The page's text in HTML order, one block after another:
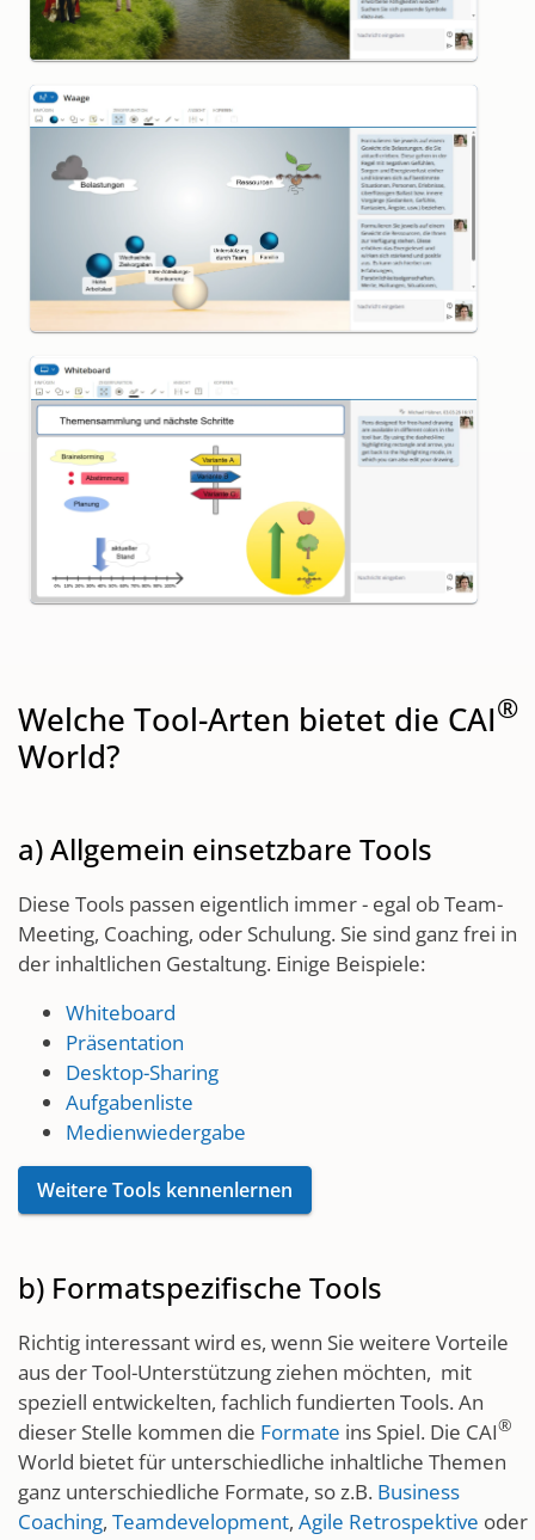
Waage
Whiteboard
Welche Tool-Arten bietet die CAI®
World?
a) Allgemein einsetzbare Tools
Diese Tools passen eigentlich immer - egal ob Team-
Meeting, Coaching, oder Schulung. Sie sind ganz frei in
der inhaltlichen Gestaltung. Einige Beispiele:
Whiteboard
Präsentation
Desktop-Sharing
Aufgabenliste
Medienwiedergabe
Weitere Tools kennenlernen
b) Formatspezifische Tools
Richtig interessant wird es, wenn Sie weitere Vorteile
aus der Tool-Unterstützung ziehen möchten, mit
speziell entwickelten, fachlich fundierten Tools. An
dieser Stelle kommen die Formate ​​ins Spiel. Die​​ CAI®
World bietet für unterschiedliche inhaltliche Themen
ganz unterschiedliche Formate, so z.B. Business
Coaching, Teamdevelopment, Agile Retrospektive oder